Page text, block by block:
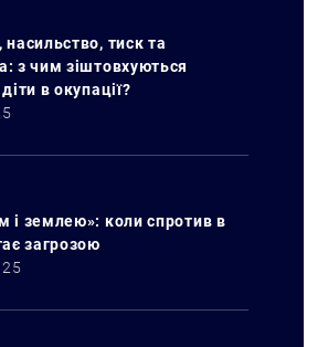
насильство, тиск та
з чим зіштовхуються
в окупації?
і землею»: коли спротив в
загрозою